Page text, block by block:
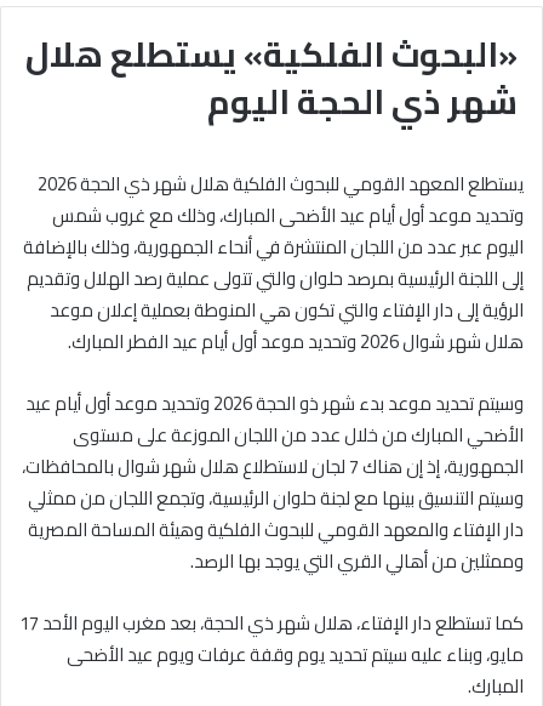
«البحوث الفلكية» يستطلع هلال
شهر ذي الحجة اليوم
يستطلع المعهد القومي للبحوث الفلكية هلال شهر ذي الحجة 2026
وتحديد موعد أول أيام عيد الأضحى المبارك، وذلك مع غروب شمس
اليوم عبر عدد من اللجان المنتشرة في أنحاء الجمهورية، وذلك بالإضافة
إلى اللجنة الرئيسية بمرصد حلوان والتي تتولى عملية رصد الهلال وتقديم
الرؤية إلى دار الإفتاء والتي تكون هي المنوطة بعملية إعلان موعد
هلال شهر شوال 2026 وتحديد موعد أول أيام عيد الفطر المبارك.
وسيتم تحديد موعد بدء شهر ذو الحجة 2026 وتحديد موعد أول أيام عيد
الأضحي المبارك من خلال عدد من اللجان الموزعة على مستوى
الجمهورية، إذ إن هناك 7 لجان لاستطلاع هلال شهر شوال بالمحافظات،
وسيتم التنسيق بينها مع لجنة حلوان الرئيسية، وتجمع اللجان من ممثلي
دار الإفتاء والمعهد القومي للبحوث الفلكية وهيئة المساحة المصرية
وممثلين من أهالي القري التي يوجد بها الرصد.
كما تستطلع دار الإفتاء، هلال شهر ذي الحجة، بعد مغرب اليوم الأحد 17
مايو، وبناء عليه سيتم تحديد يوم وقفة عرفات ويوم عيد الأضحى
المبارك.